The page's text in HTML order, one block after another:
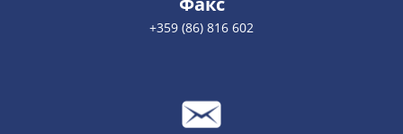
+359 (86) 816 602